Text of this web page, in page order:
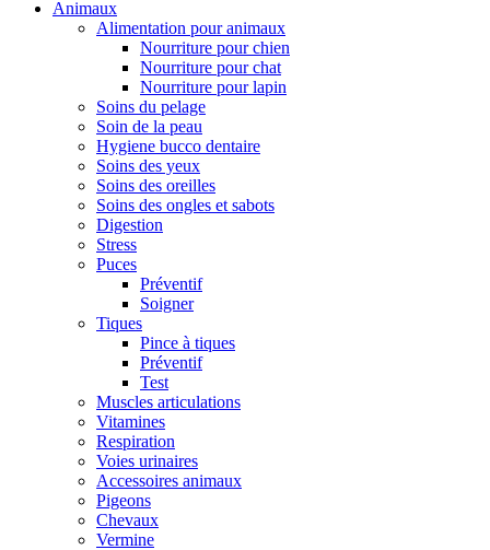
Animaux
Alimentation pour animaux
Nourriture pour chien
Nourriture pour chat
Nourriture pour lapin
Soins du pelage
Soin de la peau
Hygiene bucco dentaire
Soins des yeux
Soins des oreilles
Soins des ongles et sabots
Digestion
Stress
Puces
Préventif
Soigner
Tiques
Pince à tiques
Préventif
Test
Muscles articulations
Vitamines
Respiration
Voies urinaires
Accessoires animaux
Pigeons
Chevaux
Vermine